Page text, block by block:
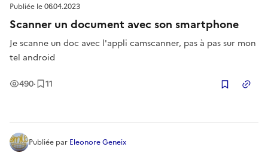
Publiée le06.04.2023
Scanner un document avec son smartphone
Je scanne un doc avec l'appli camscanner, pas à pas sur mon
tel android
490Vues
· 11
Publiée par Eleonore Geneix